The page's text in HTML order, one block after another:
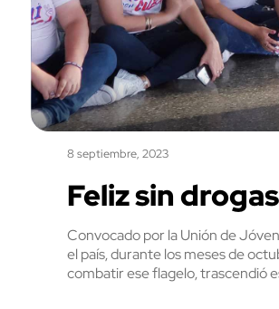
8 septiembre, 2023
Feliz sin
Convocado por la Unión de
el país, durante los meses de
combatir ese flagelo, trascendió